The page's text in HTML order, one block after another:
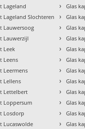
Lageland
Lageland Slochteren
Lauwersoog
Lauwerzijl
Leek
Leens
Leermens
Lellens
Lettelbert
Loppersum
Losdorp
Lucaswolde
› Glas
› Glas
› Glas
› Glas
› Glas
› Glas
› Glas
› Glas
› Glas
› Glas
› Glas
› Glas